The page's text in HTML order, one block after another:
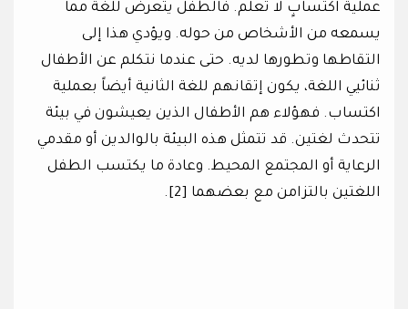
عملية اكتسابٍ لا تعلم. فالطفل يتعرض للّغة مما
يسمعه من الأشخاص من حوله. ويؤدي هذا إلى
التقاطها وتطورها لديه. حتى عندما نتكلم عن الأطفال
ثنائيي اللغة، يكون إتقانهم للغة الثانية أيضاً بعملية
اكتساب. فهؤلاء هم الأطفال الذين يعيشون في بيئة
تتحدث لغتين. قد تتمثل هذه البيئة بالوالدين أو مقدمي
الرعاية أو المجتمع المحيط. وعادة ما يكتسب الطفل
اللغتين بالتزامن مع بعضهما [2].